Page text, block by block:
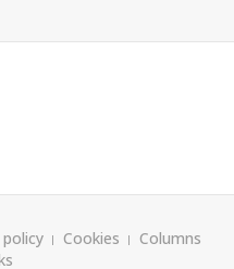
policy Cookies
Columns